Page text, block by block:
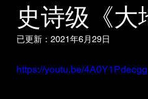
史诗级《大
已更新： 2021年6月29日
https://youtu.be/4A0Y1Pdecgg